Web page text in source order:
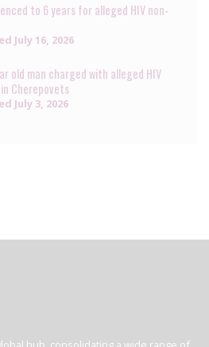
to 6 years for alleged HIV non-
July 16, 2026
old man charged with alleged HIV
Cherepovets
July 3, 2026